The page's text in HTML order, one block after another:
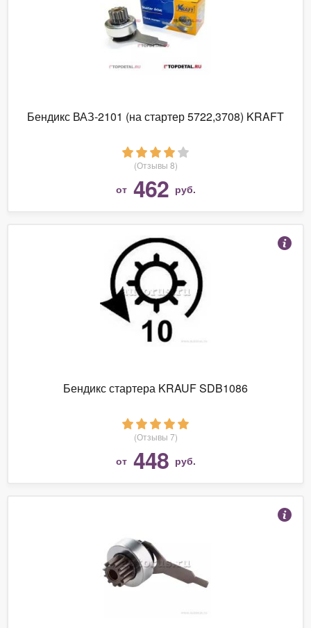
Бендикс ВАЗ-2101 (на стартер 5722,3708) KRAFT
(Отзывы 8)
от 462 руб.
Бендикс стартера KRAUF SDB1086
(Отзывы 7)
от 448 руб.